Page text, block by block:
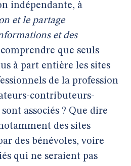
indépendante, à
et le partage
et des
que seuls
à part entière les sites
de la profession
contributeurs-
associés ? Que dire
des sites
des bénévoles, voire
qui ne seraient pas